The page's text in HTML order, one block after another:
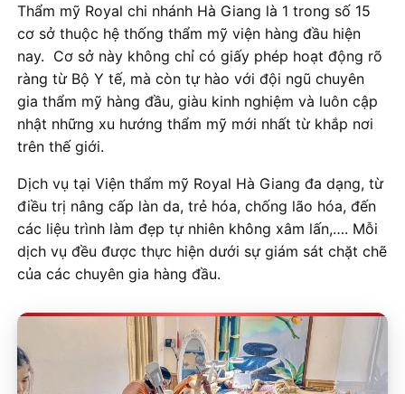
Thẩm mỹ Royal chi nhánh Hà Giang là 1 trong số 15
cơ sở thuộc hệ thống thẩm mỹ viện hàng đầu hiện
nay. Cơ sở này không chỉ có giấy phép hoạt động rõ
ràng từ Bộ Y tế, mà còn tự hào với đội ngũ chuyên
gia thẩm mỹ hàng đầu, giàu kinh nghiệm và luôn cập
nhật những xu hướng thẩm mỹ mới nhất từ khắp nơi
trên thế giới.
Dịch vụ tại Viện thẩm mỹ Royal Hà Giang đa dạng, từ
điều trị nâng cấp làn da, trẻ hóa, chống lão hóa, đến
các liệu trình làm đẹp tự nhiên không xâm lấn,…. Mỗi
dịch vụ đều được thực hiện dưới sự giám sát chặt chẽ
của các chuyên gia hàng đầu.